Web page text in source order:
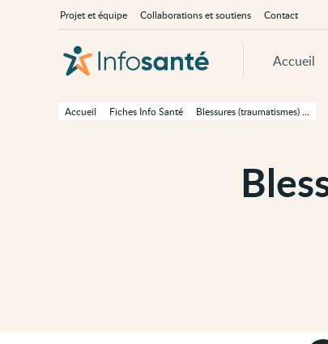
Accueil Fiches Info Santé Blessures (traumatismes) des mains et des doigts
principale
Accueil
À
propos
Projet et équipe Collaborations et soutiens Contact